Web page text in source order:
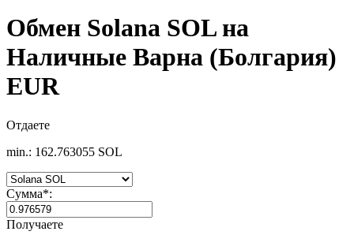
Обмен Solana SOL на
Наличные Варна (Болгария)
EUR
Отдаете
min.: 162.763055 SOL
Сумма*:
Получаете